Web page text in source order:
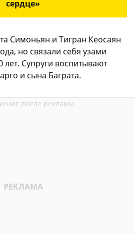
сердце»
Симоньян и Тигран Кеосаян
но связали себя узами
лет. Супруги воспитывают
и сына Баграта.